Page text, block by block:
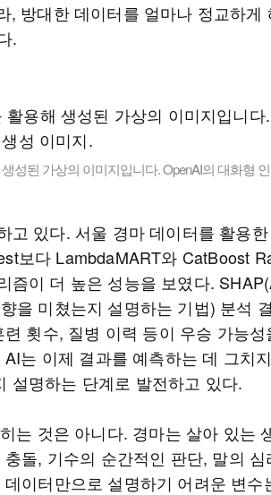
, 방대한 데이터를 얼마나 정교하게
.
성된 가상의 이미지입니다. OpenAI의 대화형
고 있다. 서울 경마 데이터를 활용
보다 LambdaMART와 CatBoost
즘이 더 높은 성능을 보였다.
을 미쳤는지 설명하는 기법) 분석
횟수, 질병 이력 등이 우승 가능
는 이제 결과를 예측하는 데 그치
설명하는 단계로 발전하고 있다.
는 것은 아니다. 경마는 살아 있는
돌, 기수의 순간적인 판단, 말의 심
이터만으로 설명하기 어려운 변수